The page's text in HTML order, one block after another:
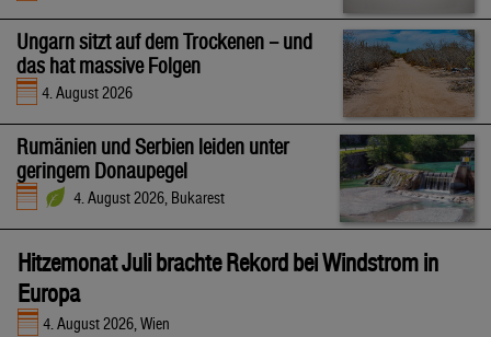
Ungarn sitzt auf dem Trockenen – und
das hat massive Folgen
4. August 2026
Rumänien und Serbien leiden unter
geringem Donaupegel
4. August 2026, Bukarest
Hitzemonat Juli brachte Rekord bei Windstrom in
Europa
4. August 2026, Wien